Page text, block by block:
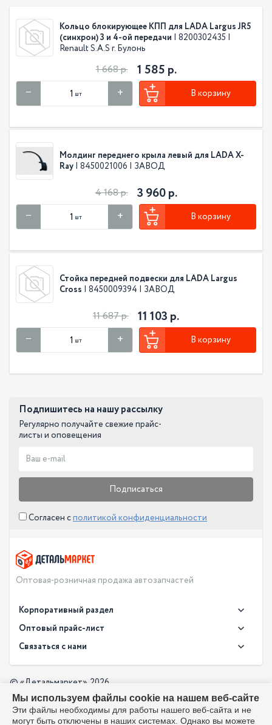
Кольцо блокирующее КПП для LADA Largus JR5
(синхрон) 3 и 4-ой передачи | 8200302435 |
Renault S.A.S г. Булонь
1 668 р. 1 585 р.
шт В корзину
Молдинг переднего крыла левый для LADA X-
Ray | 8450021006 | ЗАВОД
4 168 р. 3 960 р.
шт В корзину
Стойка передней подвески для LADA Largus
Cross | 8450009394 | ЗАВОД
11 687 р. 11 103 р.
шт В корзину
Подпишитесь на нашу рассылку
Регулярно получайте свежие прайс-
листы и оповещения
Подписаться
Согласен сполитикой конфиденциальности
Оптовая-розничная продажа автозапчастей
Корпоративный раздел
Новости
О компании
Доставка
Оптовый прайс-лист
Оплата
Производители
Политика в отношении обработки персональных данных
Оптовый прайс-лист
Скачать прайс в PDF
Связаться с нами
info@detalmarket.ru
© «Детальмаркет», 2026
Разработка:
Мы используем файлы cookie на нашем веб-сайте
Эти файлы необходимы для работы нашего веб-сайта и не
могут быть отключены в наших системах. Однако вы можете